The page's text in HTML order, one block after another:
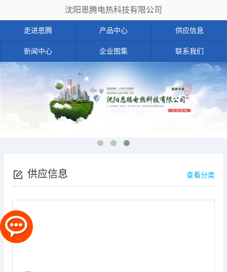
沈阳恩腾电热科技有限公司
走进恩腾 产品中心 供应信息
新闻中心 企业图集 联系我们
供应信息 查看分类